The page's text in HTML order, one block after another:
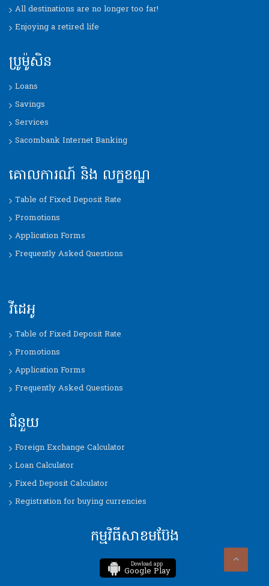
All destinations are no longer too far!
Enjoying a retired life
ប្រូម៉ូសិន
Loans
Savings
Services
Sacombank Internet Banking
គោលការណ៍ និង លក្ខខណ្ឌ
Table of Fixed Deposit Rate
Promotions
Application Forms
Frequently Asked Questions
វីដេអូ
Table of Fixed Deposit Rate
Promotions
Application Forms
Frequently Asked Questions
ជំនួយ
Foreign Exchange Calculator
Loan Calculator
Fixed Deposit Calculator
Registration for buying currencies
កម្មវិធីសាខមប៊ែង
Dowload app
Google Play